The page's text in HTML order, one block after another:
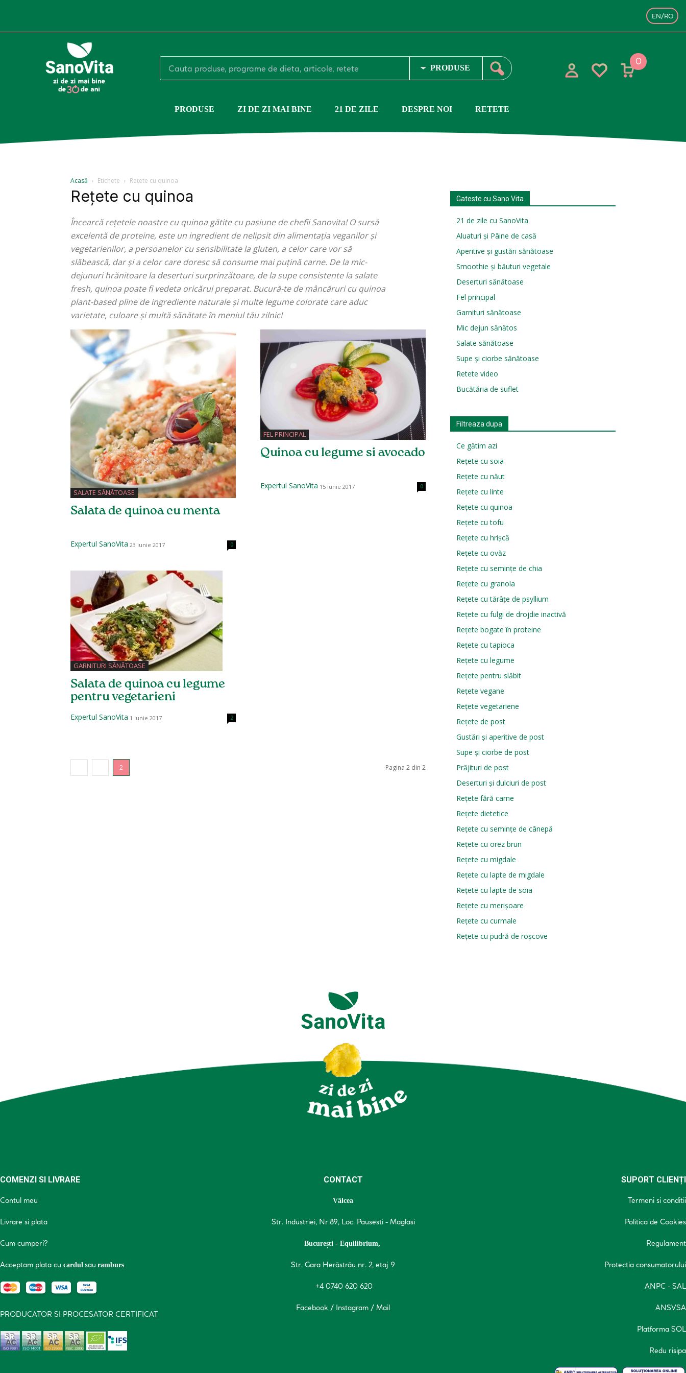
EN/RO
0
PRODUSE ZI DE ZI MAI BINE 21 DE ZILE DESPRE NOI RETETE
Acasă Etichete Rețete cu quinoa
Rețete cu quinoa
Încearcă rețetele noastre cu quinoa gătite cu pasiune de chefii Sanovita! O sursă
excelentă de proteine, este un ingredient de nelipsit din alimentația veganilor și
vegetarienilor, a persoanelor cu sensibilitate la gluten, a celor care vor să
slăbească, dar și a celor care doresc să consume mai puțină carne. De la mic-
dejunuri hrănitoare la deserturi surprinzătoare, de la supe consistente la salate
fresh, quinoa poate fi vedeta oricărui preparat. Bucură-te de mâncăruri cu quinoa
plant-based pline de ingrediente naturale și multe legume colorate care aduc
varietate, culoare și multă sănătate în meniul tău zilnic!
SALATE SĂNĂTOASE
Salata de quinoa cu menta
Expertul SanoVita 23 iunie 2017 0
FEL PRINCIPAL
Quinoa cu legume si avocado
Expertul SanoVita 15 iunie 2017 0
GARNITURI SĂNĂTOASE
Salata de quinoa cu legume
pentru vegetarieni
Expertul SanoVita 1 iunie 2017 2
2 Pagina 2 din 2
Gateste cu Sano Vita
21 de zile cu SanoVita
Aluaturi și Pâine de casă
Aperitive și gustări sănătoase
Smoothie și băuturi vegetale
Deserturi sănătoase
Fel principal
Garnituri sănătoase
Mic dejun sănătos
Salate sănătoase
Supe și ciorbe sănătoase
Retete video
Bucătăria de suflet
Filtreaza dupa
Ce gătim azi
Rețete cu soia
Rețete cu năut
Rețete cu linte
Rețete cu quinoa
Rețete cu tofu
Rețete cu hrișcă
Rețete cu ovăz
Rețete cu semințe de chia
Rețete cu granola
Rețete cu tărâțe de psyllium
Rețete cu fulgi de drojdie inactivă
Rețete bogate în proteine
Rețete cu tapioca
Rețete cu legume
Rețete pentru slăbit
Rețete vegane
Rețete vegetariene
Rețete de post
Gustări și aperitive de post
Supe și ciorbe de post
Prăjituri de post
Deserturi și dulciuri de post
Rețete fără carne
Rețete dietetice
Rețete cu semințe de cânepă
Rețete cu orez brun
Rețete cu migdale
Rețete cu lapte de migdale
Rețete cu lapte de soia
Rețete cu merișoare
Rețete cu curmale
Rețete cu pudră de roșcove
COMENZI SI LIVRARE
Contul meu
Livrare si plata
Cum cumperi?
Acceptam plata cu cardul sau ramburs
PRODUCATOR SI PROCESATOR CERTIFICAT
CONTACT
Vâlcea
Str. Industriei, Nr.89, Loc. Pausesti - Maglasi
București - Equilibrium,
Str. Gara Herăstrău nr. 2, etaj 9
+4 0740 620 620
Facebook / Instagram / Mail
SUPORT CLIENȚI
Termeni si conditii
Politica de Cookies
Regulament
Protectia consumatorului
ANPC - SAL
ANSVSA
Platforma SOL
Redu risipa